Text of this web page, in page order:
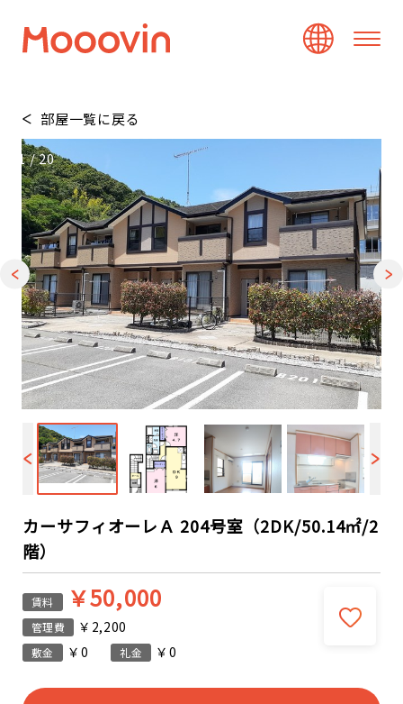
部屋一覧に戻る
1/20
カーサフィオーレＡ 204号室（2DK/50.14㎡/2
階）
賃料 ￥50,000
管理費 ￥2,200
敷金 ￥0 礼金 ￥0